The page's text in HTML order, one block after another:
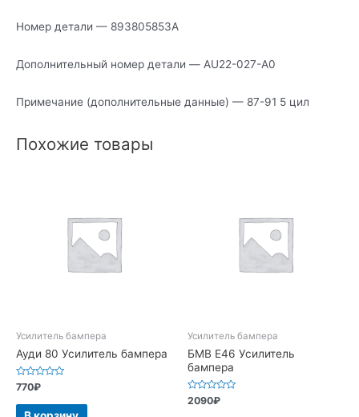
Номер детали — 893805853A
Дополнительный номер детали — AU22-027-A0
Примечание (дополнительные данные) — 87-91 5 цил
Похожие товары
Усилитель бампера
Ауди 80 Усилитель бампера
Оценка
0
из
770₽
Усилитель бампера
БМВ Е46 Усилитель
бампера
Оценка
0
2090₽